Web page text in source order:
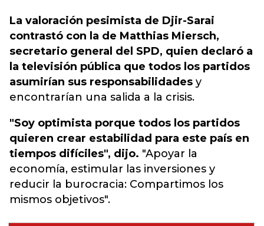
La valoración pesimista de Djir-Sarai
contrastó con la de Matthias Miersch,
secretario general del SPD, quien declaró a
la televisión pública que todos los partidos
asumirían sus responsabilidades y
encontrarían una salida a la crisis.
"Soy optimista porque todos los partidos
quieren crear estabilidad para este país en
tiempos difíciles", dijo. "Apoyar la
economía, estimular las inversiones y
reducir la burocracia: Compartimos los
mismos objetivos".